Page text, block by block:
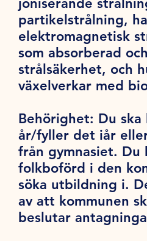
partikelstrålning,
elektromagnetisk
som absorberad
strålsäkerhet, och
växelverkar med
Behörighet: Du
år/fyller det iår
från gymnasiet. Du
folkboförd i den
söka utbildning i.
av att kommunen
beslutar